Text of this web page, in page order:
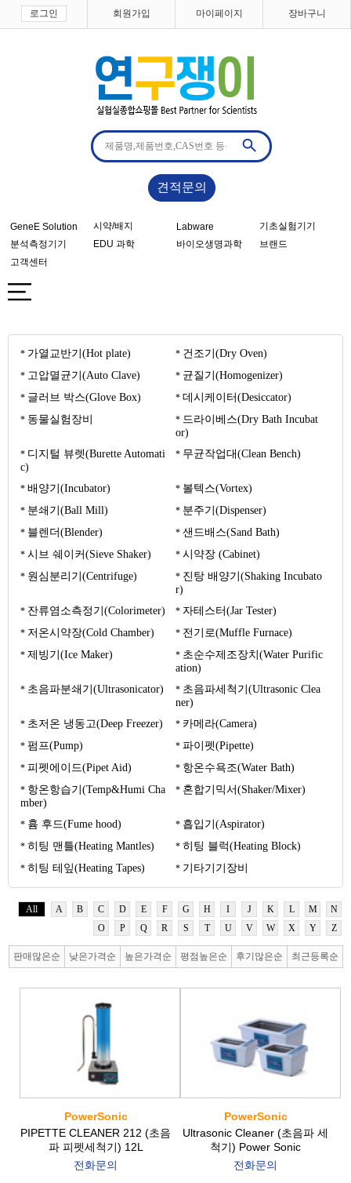
로그인 회원가입 마이페이지 장바구니
견적문의
GeneE Solution 시약/배지 Labware
기초실험기기
분석측정기기
EDU 과학 바이오생명과학
브랜드
고객센터
가열교반기(Hot plate)
건조기(Dry Oven)
고압멸균기(Auto Clave)
균질기(Homogenizer)
글러브 박스(Glove Box)
데시케이터(Desiccator)
동물실험장비
드라이베스(Dry Bath Incubat
or)
디지털 뷰렛(Burette Automati
c)
무균작업대(Clean Bench)
배양기(Incubator)
볼텍스(Vortex)
분쇄기(Ball Mill)
분주기(Dispenser)
블렌더(Blender)
샌드배스(Sand Bath)
시브 쉐이커(Sieve Shaker)
시약장 (Cabinet)
원심분리기(Centrifuge)
진탕 배양기(Shaking Incubato
r)
잔류염소측정기(Colorimeter)
자테스터(Jar Tester)
저온시약장(Cold Chamber)
전기로(Muffle Furnace)
제빙기(Ice Maker)
초순수제조장치(Water Purific
ation)
초음파분쇄기(Ultrasonicator)
초음파세척기(Ultrasonic Clea
ner)
초저온 냉동고(Deep Freezer)
카메라(Camera)
펌프(Pump)
파이펫(Pipette)
피펫에이드(Pipet Aid)
항온수욕조(Water Bath)
항온항습기(Temp&Humi Cha
mber)
혼합기믹서(Shaker/Mixer)
흄 후드(Fume hood)
흡입기(Aspirator)
히팅 맨틀(Heating Mantles)
히팅 블럭(Heating Block)
히팅 테잎(Heating Tapes)
기타기기장비
All A B C D E F G H I J K L M
N
O
P Q R S T U V W X Y Z
판매많은순 낮은가격순 높은가격순 평점높은순 후기많은순 최근등록순
PowerSonic
PIPETTE CLEANER 212 (초음
파 피펫세척기) 12L
전화문의
PowerSonic
Ultrasonic Cleaner (초음파 세
척기) Power Sonic
전화문의